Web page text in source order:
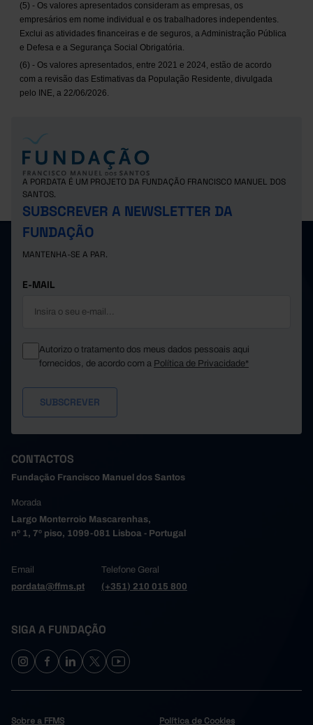
(5) - Os valores apresentados consideram as empresas, os
empresários em nome individual e os trabalhadores independentes.
Exclui as atividades financeiras e de seguros, a Administração Pública
e Defesa e a Segurança Social Obrigatória.
(6) - Os valores apresentados, entre 2021 e 2024, estão de acordo
com a revisão das Estimativas da População Residente, divulgada
pelo INE, a 22/06/2026.
A PORDATA É UM PROJETO DA FUNDAÇÃO FRANCISCO MANUEL DOS
SANTOS.
SUBSCREVER A NEWSLETTER DA
FUNDAÇÃO
MANTENHA-SE A PAR.
E-MAIL
Autorizo o tratamento dos meus dados pessoais aqui
fornecidos, de acordo com a Política de Privacidade*
CONTACTOS
Fundação Francisco Manuel dos Santos
Morada
Largo Monterroio Mascarenhas,
nº 1, 7º piso, 1099-081 Lisboa - Portugal
Email
pordata@ffms.pt
Telefone Geral
(+351) 210 015 800
SIGA A FUNDAÇÃO
Sobre a FFMS Política de Cookies